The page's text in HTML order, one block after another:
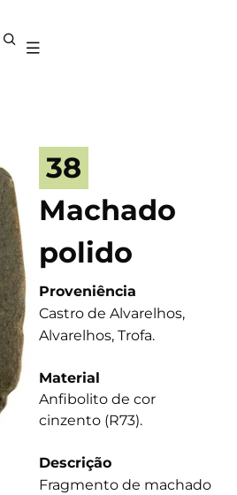
38
Machado
polido
Proveniência
Castro de Alvarelhos,
Alvarelhos, Trofa.
Material
Anfibolito de cor
cinzento (R73).
Descrição
Fragmento de machado